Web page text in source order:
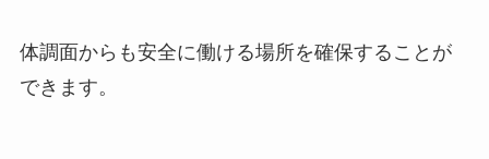
体調面からも安全に働ける場所を確保することが
できます。